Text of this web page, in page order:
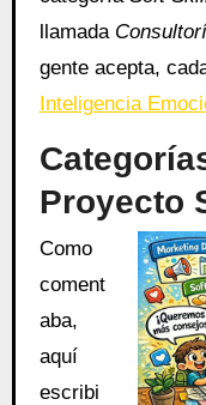
llamada
gente acepta,
Inteligencia
Proyecto
Como
coment
aba,
aquí
escribi